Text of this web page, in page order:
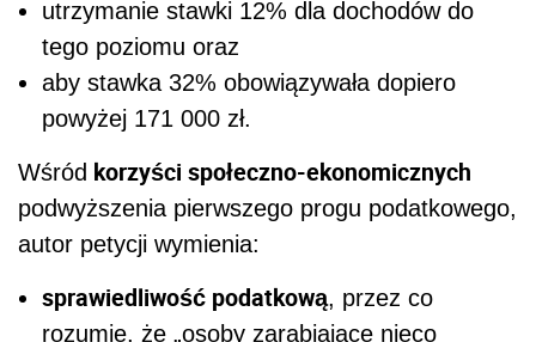
utrzymanie stawki 12% dla dochodów do
tego poziomu oraz
aby stawka 32% obowiązywała dopiero
powyżej 171 000 zł.
Wśród korzyści społeczno-ekonomicznych
podwyższenia pierwszego progu podatkowego,
autor petycji wymienia:
sprawiedliwość podatkową, przez co
rozumie, że „osoby zarabiające nieco